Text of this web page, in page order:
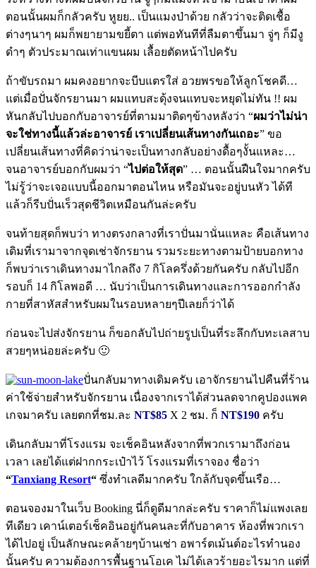
ตอนนั้นผมก็กลัวครับ หูยย.. เป็นแมงป่าด้วย กลัวว่าจะติดเชื้อ
ต่างๆนาๆ ผมก็พยายามขยี้ตา แต่พอทันทีที่ลืมตาขึ้นมา จู่ๆ ก็มีงู
ดำๆ ตัวประมาณเท่าแขนผม เลื้อยตัดหน้าไปครับ
ถ้าขับรถมา ผมคงอยากจะบีบแตรใส่ อวยพรขอให้ลูกโชคดี…
แต่เมื่อปั่นจักรยานมา ผมแทบสะดุ้งจนแทบจะหยุดไม่ทัน !! ผม
หันกลับไปบอกกับอาจารย์ที่ตามมาติดๆข้างหลังว่า “ผมว่าไม่น่า
จะใช่ทางนี้แล้วล่ะอาจารย์ เราเปลี่ยนเส้นทางกันเถอะ” ขอ
เปลี่ยนเส้นทางที่คิดว่าน่าจะเป็นทางกลับอย่างดื้อๆงั้นแหละ…
จนอาจารย์บอกกับผมว่า “ไปต่อให้สุด” … ตอนนั้นฝืนใจมากครับ
ไม่รู้ว่าจะเจอแบบนี้ออกมาตอนไหน หรือมันจะอยู่บนหัว ได้ที
แล้วก็รีบปั่นเร็วสุดชีวิตเหมือนกันล่ะครับ
จนท้ายสุดก็พบว่า ทางตรงกลางที่เราปั่นมานั่นแหละ คือเส้นทาง
เดิมที่เรามาจากจุดเช่าจักรยาน รวมระยะทางตามป้ายบอกทาง
ก็พบว่าเราเดินทางมาไกลถึง 7 กิโลครึ่งด้วยกันครับ กลับไปอีก
รอบก็ 14 กิโลพอดี … นับว่าเป็นการเดินทางและการออกกำลัง
กายที่สาหัสสำหรับผมในรอบหลายๆปีเลยก็ว่าได้
ก่อนจะไปส่งจักรยาน ก็ขอกลับไปถ่ายรูปเป็นที่ระลึกกับทะเลสาบ
สวยๆหน่อยล่ะครับ 🙂
ปั่นกลับมาทางเดิมครับ เอาจักรยานไปคืนที่ร้าน
ค่าใช้จ่ายสำหรับจักรยาน เนื่องจากเราได้ส่วนลดจากคูปองแพค
เกจมาครับ เลยตกที่ชม.ละ NT$85 X 2 ชม. ก็ NT$190 ครับ
เดินกลับมาที่โรงแรม จะเช็คอินหลังจากที่พวกเรามาถึงก่อน
เวลา เลยได้แต่ฝากกระเป๋าไว้ โรงแรมที่เราจอง ชื่อว่า
“Tanxiang Resort“ ซึ่งทำเลดีมากครับ ใกล้กับจุดขึ้นเรือ…
ตอนจองมาในเว็บ Booking นี่ก็ดูดีมากล่ะครับ ราคาก็ไม่แพงเลย
ทีเดียว เคาน์เตอร์เช็คอินอยู่กันคนละที่กับอาคาร ห้องที่พวกเรา
ได้ไปอยู่ เป็นลักษณะคล้ายๆบ้านเช่า อพาร์ตเม้นต์อะไรทำนอง
นั้นครับ ความต้องการพื้นฐานโอเค ไม่ได้เลวร้ายอะไรมาก แต่ที่